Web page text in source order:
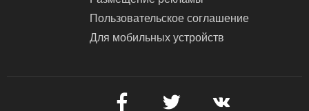
Пользовательское соглашение
Для мобильных устройств